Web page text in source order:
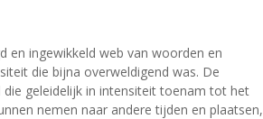
en ingewikkeld web van woorden en
die bijna overweldigend was. De
geleidelijk in intensiteit toenam tot het
nemen naar andere tijden en plaatsen,